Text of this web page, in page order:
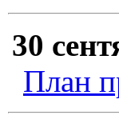
30
План